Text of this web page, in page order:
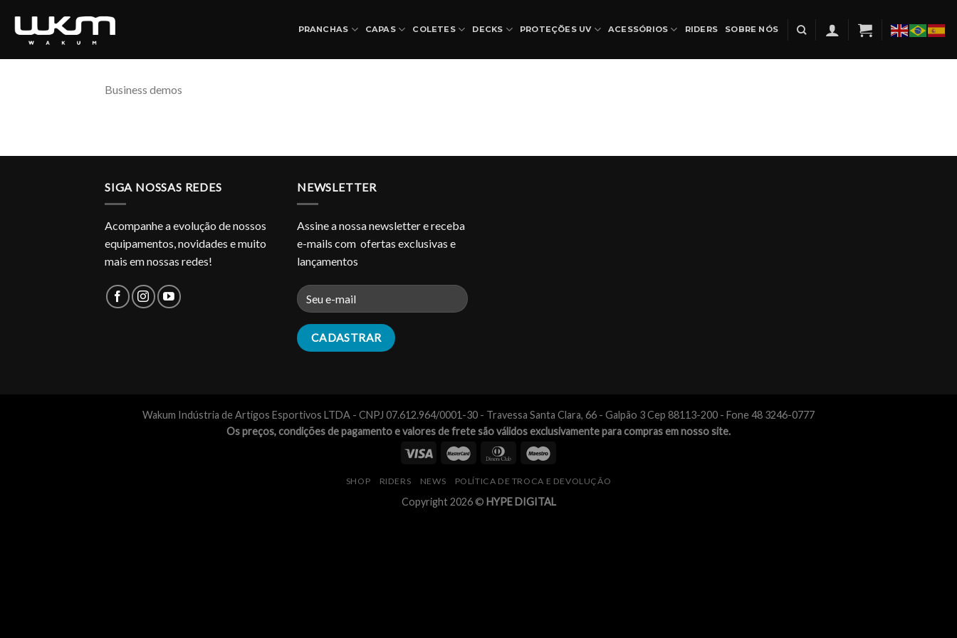
content
PRANCHAS CAPAS COLETES DECKS PROTEÇÕES UV ACESSÓRIOS RIDERS SOBRE NÓS
Business demos
SIGA NOSSAS REDES
Acompanhe a evolução de nossos
equipamentos, novidades e muito
mais em nossas redes!
NEWSLETTER
Assine a nossa newsletter e receba
e-mails com ofertas exclusivas e
lançamentos
Wakum Indústria de Artigos Esportivos LTDA - CNPJ 07.612.964/0001-30 - Travessa Santa Clara, 66 - Galpão 3 Cep 88113-200 - Fone 48 3246-0777
Os preços, condições de pagamento e valores de frete são válidos exclusivamente para compras em nosso site.
SHOP RIDERS NEWS POLÍTICA DE TROCA E DEVOLUÇÃO
Copyright 2026 © HYPE DIGITAL